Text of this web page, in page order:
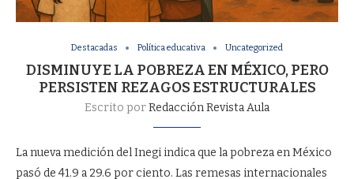
Destacadas Política educativa Uncategorized
DISMINUYE LA POBREZA EN MÉXICO, PERO
PERSISTEN REZAGOS ESTRUCTURALES
Escrito porRedacción Revista Aula
La nueva medición del Inegi indica que la pobreza en México
pasó de 41.9 a 29.6 por ciento. Las remesas internacionales